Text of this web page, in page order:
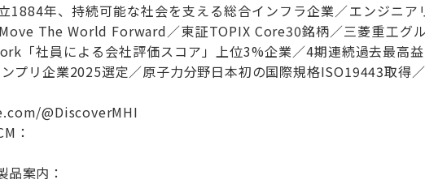
1884年、持続可能な社会を支える総合インフラ企業／エンジニア
The World Forward／東証TOPIX Core30銘柄／三菱重工グ
「社員による会社評価スコア」上位3%企業／4期連続過去最高
プリ企業2025選定／原子力分野日本初の国際規格ISO19443取得
@DiscoverMHI
：
案内：